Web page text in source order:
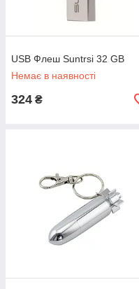
USB Флеш Suntrsi 32 GB
Немає в наявності
324 ₴